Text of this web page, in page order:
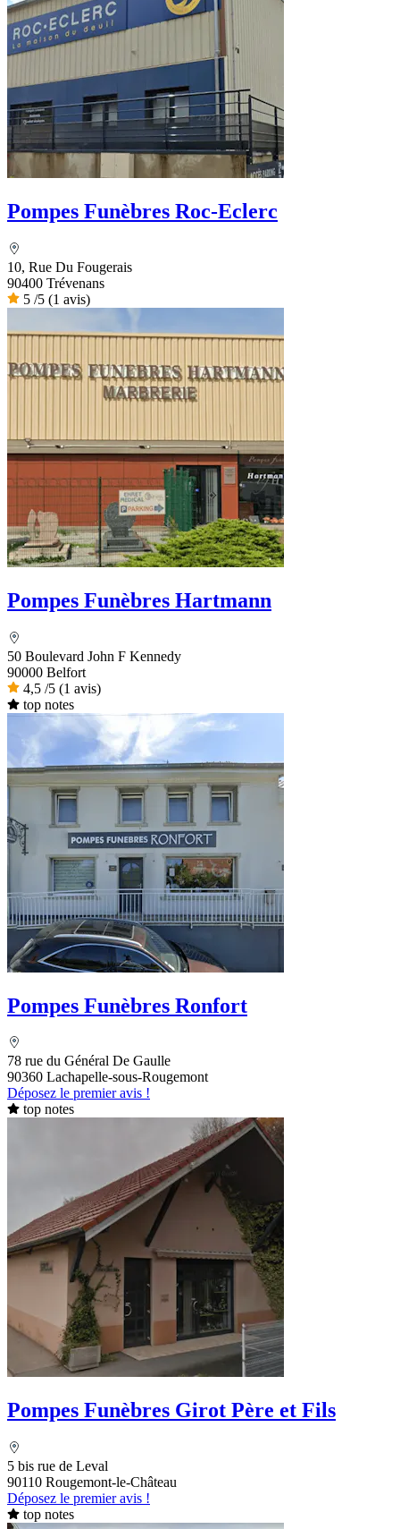
Pompes Funèbres Roc-Eclerc
10, Rue Du Fougerais
90400 Trévenans
5 /5 (1 avis)
Pompes Funèbres Hartmann
50 Boulevard John F Kennedy
90000 Belfort
4,5 /5 (1 avis)
top notes
Pompes Funèbres Ronfort
78 rue du Général De Gaulle
90360 Lachapelle-sous-Rougemont
Déposez le premier avis !
top notes
Pompes Funèbres Girot Père et Fils
5 bis rue de Leval
90110 Rougemont-le-Château
Déposez le premier avis !
top notes